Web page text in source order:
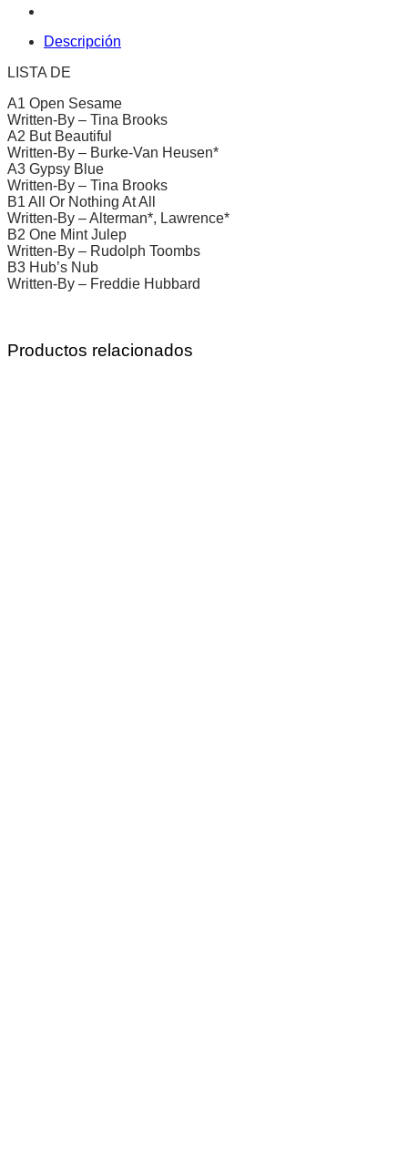
Descripción
LISTA DE
A1 Open Sesame
Written-By – Tina Brooks
A2 But Beautiful
Written-By – Burke-Van Heusen*
A3 Gypsy Blue
Written-By – Tina Brooks
B1 All Or Nothing At All
Written-By – Alterman*, Lawrence*
B2 One Mint Julep
Written-By – Rudolph Toombs
B3 Hub’s Nub
Written-By – Freddie Hubbard
Productos relacionados